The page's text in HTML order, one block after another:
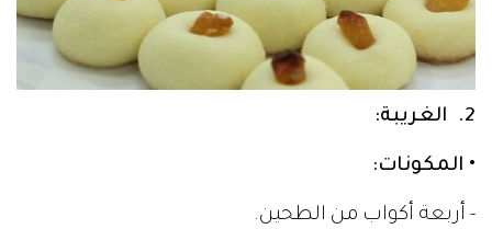
2. الغريبة:
• المكونات:
- أربعة أكواب من الطحين.